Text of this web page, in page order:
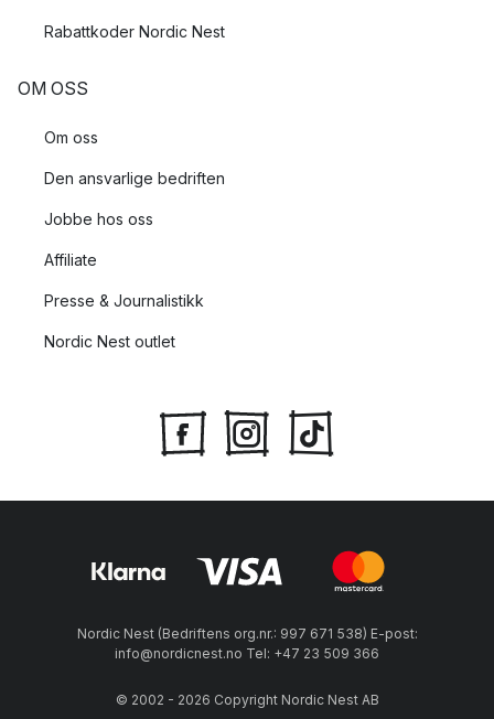
Rabattkoder Nordic Nest
OM OSS
Om oss
Den ansvarlige bedriften
Jobbe hos oss
Affiliate
Presse & Journalistikk
Nordic Nest outlet
Nordic Nest (Bedriftens org.nr.: 997 671 538) E-post:
info@nordicnest.no Tel: +47 23 509 366
© 2002 - 2026 Copyright Nordic Nest AB